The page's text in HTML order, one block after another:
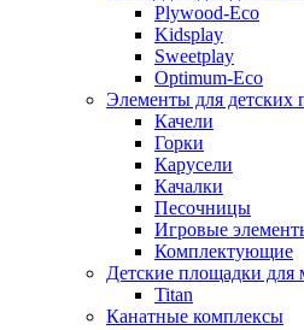
Plywood-Eco
Kidsplay
Sweetplay
Оptimum-Еco
Элементы для детских
Качели
Горки
Карусели
Качалки
Песочницы
Игровые
Комплектующие
Детские площадки
Titan
Канатные комплексы